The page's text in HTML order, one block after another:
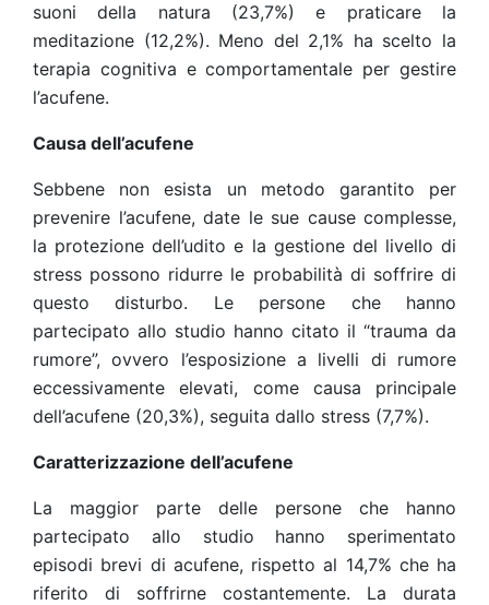
suoni della natura (23,7%) e praticare la
meditazione (12,2%). Meno del 2,1% ha scelto la
terapia cognitiva e comportamentale per gestire
l’acufene.
Causa dell’acufene
Sebbene non esista un metodo garantito per
prevenire l’acufene, date le sue cause complesse,
la protezione dell’udito e la gestione del livello di
stress possono ridurre le probabilità di soffrire di
questo disturbo. Le persone che hanno
partecipato allo studio hanno citato il “trauma da
rumore”, ovvero l’esposizione a livelli di rumore
eccessivamente elevati, come causa principale
dell’acufene (20,3%), seguita dallo stress (7,7%).
Caratterizzazione dell’acufene
La maggior parte delle persone che hanno
partecipato allo studio hanno sperimentato
episodi brevi di acufene, rispetto al 14,7% che ha
riferito di soffrirne costantemente. La durata